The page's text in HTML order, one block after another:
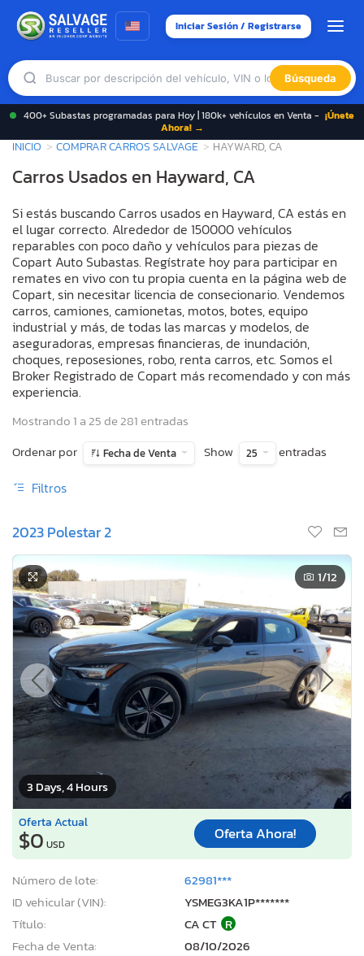
Iniciar Sesión / Registrarse
Búsqueda
400+ Subastas programadas para Hoy | 180k+ vehículos en Venta - ¡Únete
Ahora! →
INICIO COMPRAR CARROS SALVAGE HAYWARD, CA
Carros Usados en Hayward, CA
Si estás buscando Carros usados en Hayward, CA estás en
el lugar correcto. Alrededor de 150000 vehículos
reparables con poco daño y vehículos para piezas de
Copart Auto Subastas. Regístrate hoy para participar en
remates en vivo con tu propia cuenta en la página web de
Copart, sin necesitar licencia de consecionario. Vendemos
carros, camiones, camionetas, motos, botes, equipo
industrial y más, de todas las marcas y modelos, de
aseguradoras, empresas financieras, de inundación,
choques, reposesiones, robo, renta carros, etc. Somos el
Broker Registrado de Copart más recomendado y con más
experiencia.
Mostrando 1 a 25 de 281 entradas
Ordenar por
Fecha de Venta Show 25 entradas
Filtros
2023 Polestar 2
3 Days, 4 Hours
1/12
Oferta Actual
$0 USD
Oferta Ahora!
Número de lote:
62981***
ID vehicular (VIN):
YSMEG3KA1P*******
Título:
CA CT R
Fecha de Venta:
08/10/2026